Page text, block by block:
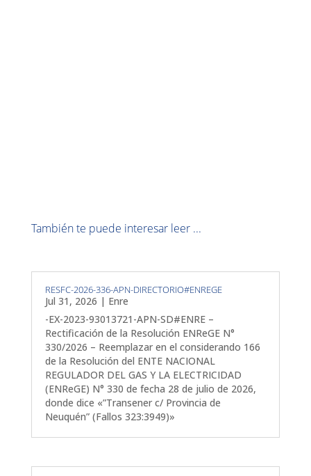
También te puede interesar leer ...
RESFC-2026-336-APN-DIRECTORIO#ENREGE
Jul 31, 2026 | Enre
-EX-2023-93013721-APN-SD#ENRE –
Rectificación de la Resolución ENReGE N°
330/2026 – Reemplazar en el considerando 166
de la Resolución del ENTE NACIONAL
REGULADOR DEL GAS Y LA ELECTRICIDAD
(ENReGE) N° 330 de fecha 28 de julio de 2026,
donde dice «”Transener c/ Provincia de
Neuquén” (Fallos 323:3949)»